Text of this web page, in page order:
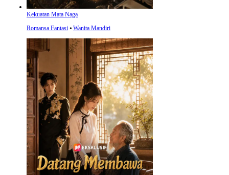
Kekuatan Mata Naga
Romansa Fantasi ⦁ Wanita Mandiri